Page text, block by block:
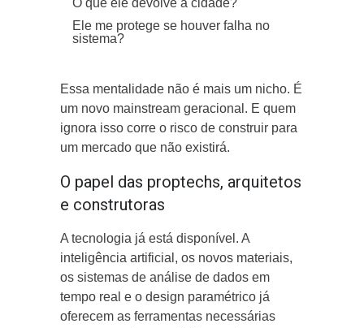
O que ele devolve à cidade?
Ele me protege se houver falha no
sistema?
Essa mentalidade não é mais um nicho. É
um novo mainstream geracional. E quem
ignora isso corre o risco de construir para
um mercado que não existirá.
O papel das proptechs, arquitetos
e construtoras
A tecnologia já está disponível. A
inteligência artificial, os novos materiais,
os sistemas de análise de dados em
tempo real e o design paramétrico já
oferecem as ferramentas necessárias